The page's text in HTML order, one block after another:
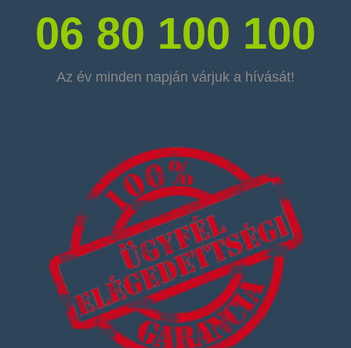
06 80 100 100
Az év minden napján várjuk a hívását!